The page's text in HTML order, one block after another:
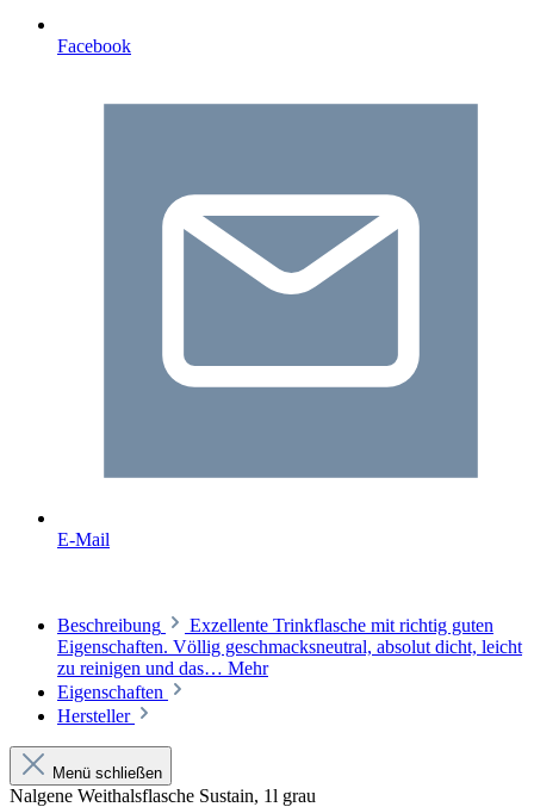
Facebook
E-Mail
Beschreibung
Exzellente Trinkflasche mit richtig guten
Eigenschaften. Völlig geschmacksneutral, absolut dicht, leicht
zu reinigen und das… Mehr
Eigenschaften
Hersteller
Menü schließen
Nalgene Weithalsflasche Sustain, 1l grau